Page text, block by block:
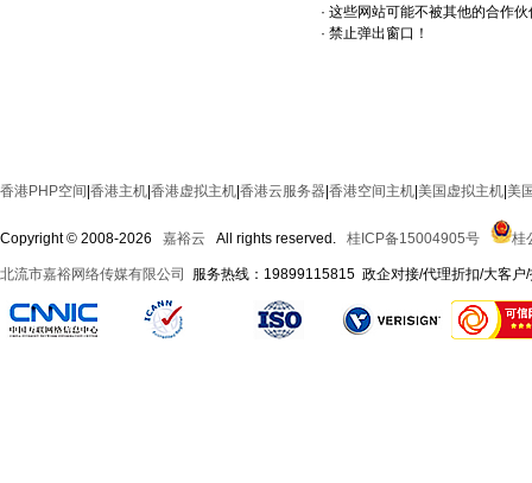
· 这些网站可能不被其他的合作
· 禁止弹出窗口！
香港PHP空间 香港主机 香港虚拟主机 香港云服务器 香港空间主机 美国虚拟主机 美
Copyright © 2008-2026 嘉裕云 All rights reserved. 桂ICP备15004905号 桂
北流市嘉裕网络传媒有限公司 服务热线：19899115815 政企对接/代理折扣/大客户/